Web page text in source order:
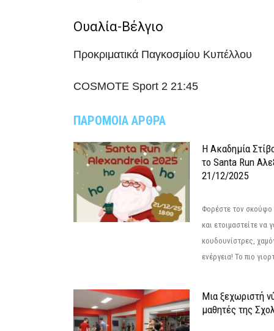
Ουαλία-Βέλγιο
Προκριματικά Παγκοσμίου Κυπέλλου
COSMOTE Sport 2 21:45
ΠΑΡΟΜΟΙΑ ΑΡΘΡΑ
Η Ακαδημία
το Santa Run
21/12/2025
Φορέστε τον σκούφο
και ετοιμαστείτε να
κουδουνίστρες,
ενέργεια! Το πιο
Μια ξεχωριστή
μαθητές της